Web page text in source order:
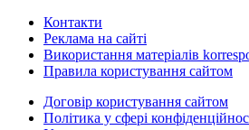
Контакти
Реклама на сайті
Використання матеріалів
Правила користування сайтом
Договір користування сайтом
Політика у сфері